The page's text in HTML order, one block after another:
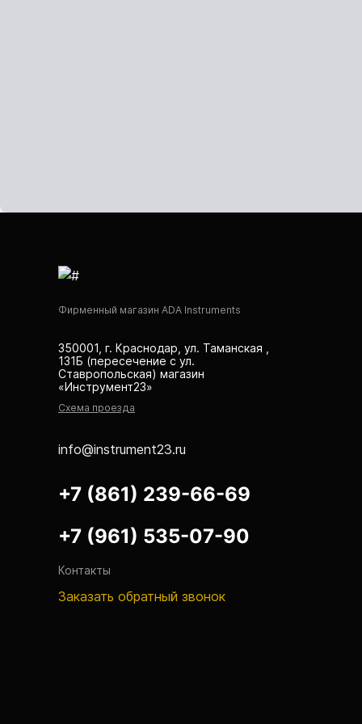
Гарнитура
Показать еще
Рейки
Рейки AMO
Показать еще
Рулетки
Фирменный магазин ADA Instruments
350001, г. Краснодар, ул. Таманская ,
131Б (пересечение с ул.
Ставропольская) магазин
«Инструмент23»
Схема проезда
info@instrument23.ru
+7 (861) 239-66-69
+7 (961) 535-07-90
Контакты
Заказать обратный звонок